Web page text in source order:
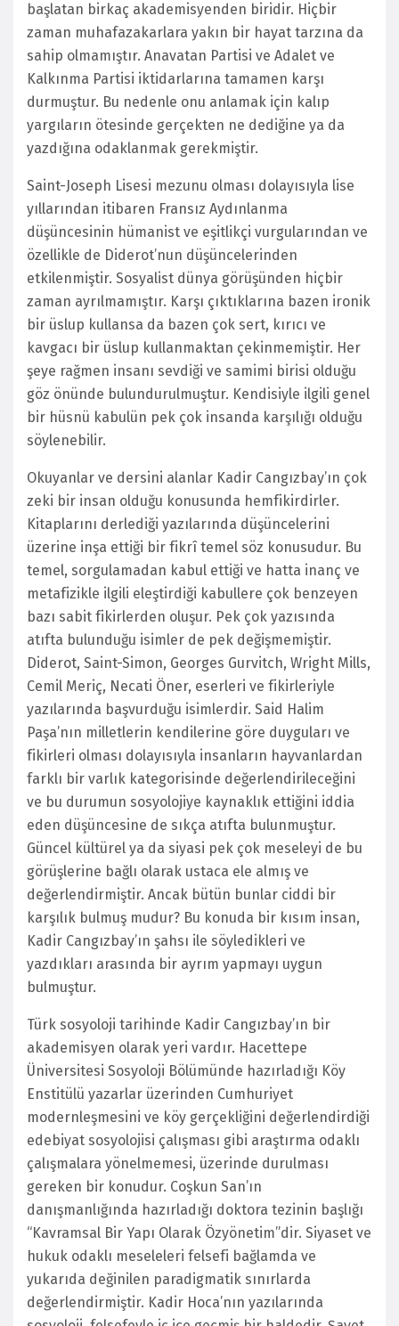
başlatan birkaç akademisyenden biridir. Hiçbir
zaman muhafazakarlara yakın bir hayat tarzına da
sahip olmamıştır. Anavatan Partisi ve Adalet ve
Kalkınma Partisi iktidarlarına tamamen karşı
durmuştur. Bu nedenle onu anlamak için kalıp
yargıların ötesinde gerçekten ne dediğine ya da
yazdığına odaklanmak gerekmiştir.
Saint-Joseph Lisesi mezunu olması dolayısıyla lise
yıllarından itibaren Fransız Aydınlanma
düşüncesinin hümanist ve eşitlikçi vurgularından ve
özellikle de Diderot’nun düşüncelerinden
etkilenmiştir. Sosyalist dünya görüşünden hiçbir
zaman ayrılmamıştır. Karşı çıktıklarına bazen ironik
bir üslup kullansa da bazen çok sert, kırıcı ve
kavgacı bir üslup kullanmaktan çekinmemiştir. Her
şeye rağmen insanı sevdiği ve samimi birisi olduğu
göz önünde bulundurulmuştur. Kendisiyle ilgili genel
bir hüsnü kabulün pek çok insanda karşılığı olduğu
söylenebilir.
Okuyanlar ve dersini alanlar Kadir Cangızbay’ın çok
zeki bir insan olduğu konusunda hemfikirdirler.
Kitaplarını derlediği yazılarında düşüncelerini
üzerine inşa ettiği bir fikrî temel söz konusudur. Bu
temel, sorgulamadan kabul ettiği ve hatta inanç ve
metafizikle ilgili eleştirdiği kabullere çok benzeyen
bazı sabit fikirlerden oluşur. Pek çok yazısında
atıfta bulunduğu isimler de pek değişmemiştir.
Diderot, Saint-Simon, Georges Gurvitch, Wright Mills,
Cemil Meriç, Necati Öner, eserleri ve fikirleriyle
yazılarında başvurduğu isimlerdir. Said Halim
Paşa’nın milletlerin kendilerine göre duyguları ve
fikirleri olması dolayısıyla insanların hayvanlardan
farklı bir varlık kategorisinde değerlendirileceğini
ve bu durumun sosyolojiye kaynaklık ettiğini iddia
eden düşüncesine de sıkça atıfta bulunmuştur.
Güncel kültürel ya da siyasi pek çok meseleyi de bu
görüşlerine bağlı olarak ustaca ele almış ve
değerlendirmiştir. Ancak bütün bunlar ciddi bir
karşılık bulmuş mudur? Bu konuda bir kısım insan,
Kadir Cangızbay’ın şahsı ile söyledikleri ve
yazdıkları arasında bir ayrım yapmayı uygun
bulmuştur.
Türk sosyoloji tarihinde Kadir Cangızbay’ın bir
akademisyen olarak yeri vardır. Hacettepe
Üniversitesi Sosyoloji Bölümünde hazırladığı Köy
Enstitülü yazarlar üzerinden Cumhuriyet
modernleşmesini ve köy gerçekliğini değerlendirdiği
edebiyat sosyolojisi çalışması gibi araştırma odaklı
çalışmalara yönelmemesi, üzerinde durulması
gereken bir konudur. Coşkun San’ın
danışmanlığında hazırladığı doktora tezinin başlığı
“Kavramsal Bir Yapı Olarak Özyönetim”dir. Siyaset ve
hukuk odaklı meseleleri felsefi bağlamda ve
yukarıda değinilen paradigmatik sınırlarda
değerlendirmiştir. Kadir Hoca’nın yazılarında